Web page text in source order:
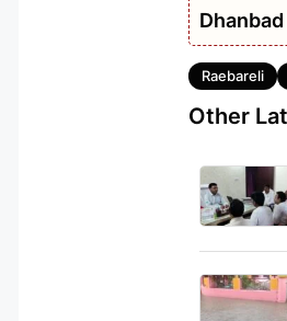
Dhanbad
Tags
Raebareli
Other